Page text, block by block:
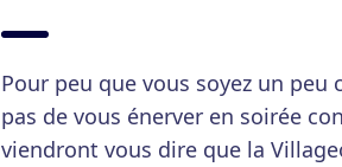
Pour peu que vous soyez un
pas de vous énerver en soirée
viendront vous dire que la